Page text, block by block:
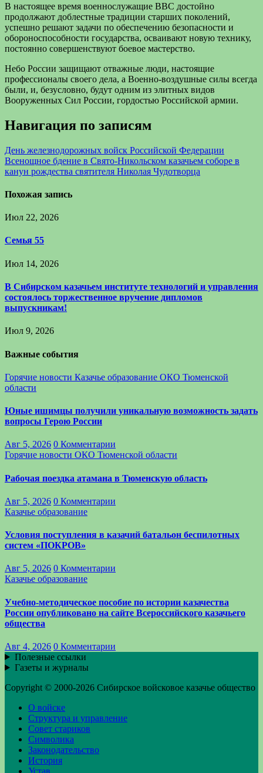
В настоящее время военнослужащие ВВС достойно
продолжают доблестные традиции старших поколений,
успешно решают задачи по обеспечению безопасности и
обороноспособности государства, осваивают новую технику,
постоянно совершенствуют боевое мастерство.
Небо России защищают отважные люди, настоящие
профессионалы своего дела, а Военно-воздушные силы всегда
были, и, безусловно, будут одним из элитных видов
Вооруженных Сил России, гордостью Российской армии.
Навигация по записям
День железнодорожных войск Российской Федерации
Всенощное бдение в Свято-Никольском казачьем соборе в
канун рождества святителя Николая Чудотворца
Похожая запись
Июл 22, 2026
Семья 55
Июл 14, 2026
В Сибирском казачьем институте технологий и управления
состоялось торжественное вручение дипломов
выпускникам!
Июл 9, 2026
Важные события
Горячие новости Казачье образование ОКО Тюменской
области
Юные ишимцы получили уникальную возможность задать
вопросы Герою России
Авг 5, 2026 0 Комментарии
Горячие новости ОКО Тюменской области
Рабочая поездка атамана в Тюменскую область
Авг 5, 2026 0 Комментарии
Казачье образование
Условия поступления в казачий батальон беспилотных
систем «ПОКРОВ»
Авг 5, 2026 0 Комментарии
Казачье образование
Учебно-методическое пособие по истории казачества
России опубликовано на сайте Всероссийского казачьего
общества
Авг 4, 2026 0 Комментарии
Полезные ссылки
Газеты и журналы
Copyright © 2000-2026 Сибирское войсковое казачье общество
О войске
Структура и управление
Совет стариков
Символика
Законодательство
История
Устав